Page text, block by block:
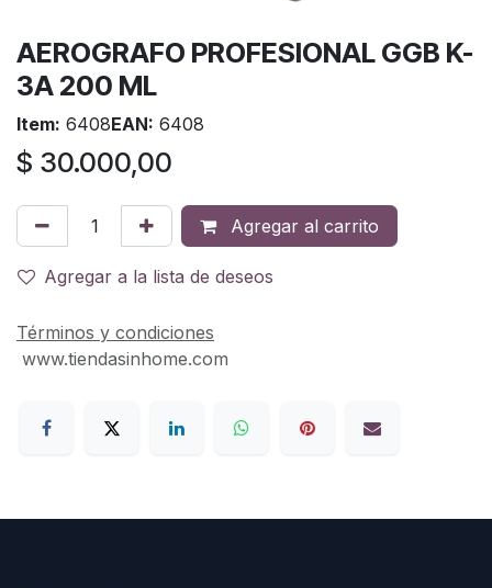
AEROGRAFO PROFESIONAL GGB K-
3A 200 ML
Item: 6408EAN: 6408
$ 30.000,00
Agregar al carrito
Agregar a la lista de deseos
Términos y condiciones
www.tiendasinhome.com